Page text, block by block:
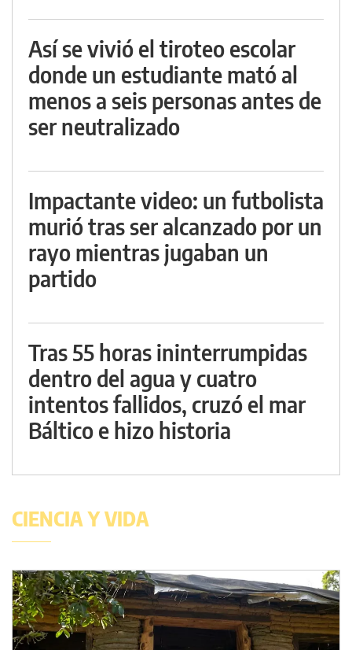
Así se vivió el tiroteo escolar
donde un estudiante mató al
menos a seis personas antes de
ser neutralizado
Impactante video: un futbolista
murió tras ser alcanzado por un
rayo mientras jugaban un
partido
Tras 55 horas ininterrumpidas
dentro del agua y cuatro
intentos fallidos, cruzó el mar
Báltico e hizo historia
CIENCIA Y VIDA